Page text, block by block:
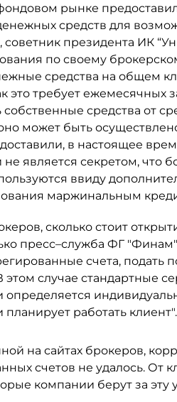
рынке
средств для
президента ИК
по своему
средства на общем
это требует ежемесячных
средства от
может быть
в настоящее
является секретом, что
ввиду
маржинальным
сколько стоит
пресс–служба ФГ
счета, подать
случае стандартные
работать клиент".
на сайтах брокеров,
счетов не удалось. От
компании берут за эту